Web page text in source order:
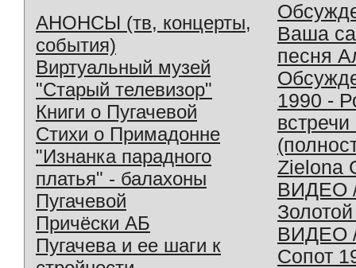
АНОНСЫ (тв, концерты,
события)
Виртуальный музей
"Старый телевизор"
Книги о Пугачевой
Стихи о Примадонне
"Изнанка парадного
платья" - балахоны
Пугачевой
Причёски АБ
Пугачева и ее шаги к
Ваша
песня
1990 -
Zielona
ВИДЕО
ВИДЕО
Сопот